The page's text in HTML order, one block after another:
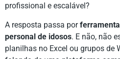
profissional e escalável?
A resposta passa por
personal de idosos. E não, não
planilhas no Excel ou grupos de